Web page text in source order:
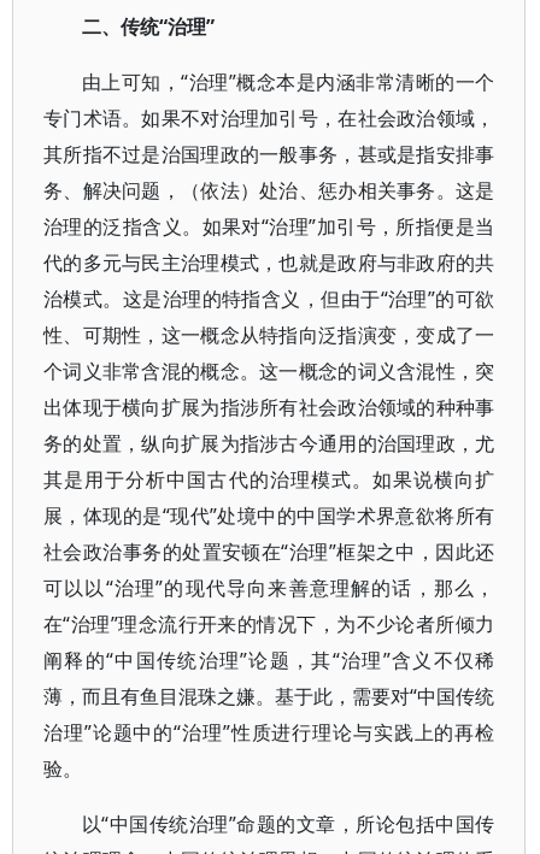
二、传统“治理”
由上可知，“治理”概念本是内涵非常清晰的一个
专门术语。如果不对治理加引号，在社会政治领域，
其所指不过是治国理政的一般事务，甚或是指安排事
务、解决问题，（依法）处治、惩办相关事务。这是
治理的泛指含义。如果对“治理”加引号，所指便是当
代的多元与民主治理模式，也就是政府与非政府的共
治模式。这是治理的特指含义，但由于“治理”的可欲
性、可期性，这一概念从特指向泛指演变，变成了一
个词义非常含混的概念。这一概念的词义含混性，突
出体现于横向扩展为指涉所有社会政治领域的种种事
务的处置，纵向扩展为指涉古今通用的治国理政，尤
其是用于分析中国古代的治理模式。如果说横向扩
展，体现的是“现代”处境中的中国学术界意欲将所有
社会政治事务的处置安顿在“治理”框架之中，因此还
可以以“治理”的现代导向来善意理解的话，那么，
在“治理”理念流行开来的情况下，为不少论者所倾力
阐释的“中国传统治理”论题，其“治理”含义不仅稀
薄，而且有鱼目混珠之嫌。基于此，需要对“中国传统
治理”论题中的“治理”性质进行理论与实践上的再检
验。
以“中国传统治理”命题的文章，所论包括中国传